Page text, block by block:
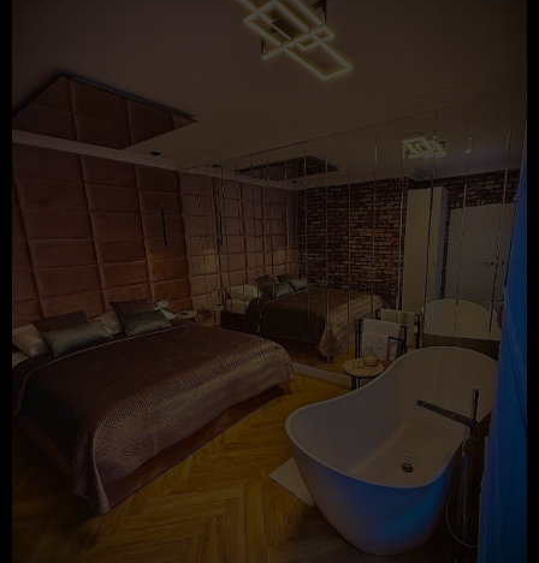
- zbiór danych przechowywanych w Serwisie
oraz w systemie teleinformatycznym Usługodawcy
dotyczący danego Gościa/Użytkownika oraz
składanych przez niego rezerwacji i zawieranych
umów, z wykorzystaniem którego Gość/Użytkownik
Serwisu może składać zamówienia oraz zawierać
umowy.
RODO- Rozporządzenie Parlamentu Europejskiego i
Rady (UE) 2016/679 z dnia 27 kwietnia 2016 r. w
sprawie ochrony osób fizycznych w związku z
przetwarzaniem danych osobowych i w sprawie
swobodnego przepływu takich danych oraz uchylenia
dyrektywy 95/46/WE (ogólne rozporządzenie o
ochronie danych).
Cele, podstawy prawne oraz czas przetwarzania danych
W celu realizacji Umowy najmu noclegu na odległość
Usługodawca przetwarza:
informacje dotyczące urządzenia Użytkownika w
celu zapewnienia poprawności działania usług:
adres IP komputera, informacje zawarte w
plikach cookies lub innych podobnych
technologiach, dane dotyczące sesji, dane
przeglądarki internetowej, dane dotyczące
urządzenia, dane dotyczące aktywności na
Stronie, w tym na poszczególnych podstronach;